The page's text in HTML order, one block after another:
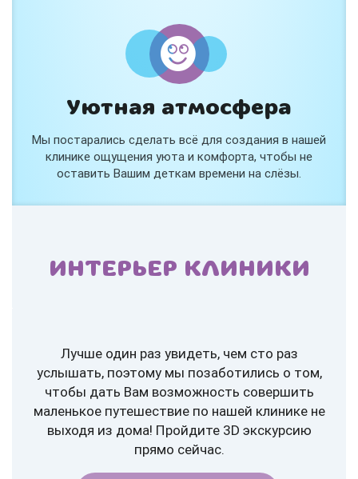
Уютная атмосфера
Мы постарались сделать всё для создания в нашей
клинике ощущения уюта и комфорта, чтобы не
оставить Вашим деткам времени на слёзы.
ИНТЕРЬЕР КЛИНИКИ
Лучше один раз увидеть, чем сто раз
услышать, поэтому мы позаботились о том,
чтобы дать Вам возможность совершить
маленькое путешествие по нашей клинике не
выходя из дома! Пройдите 3D экскурсию
прямо сейчас.